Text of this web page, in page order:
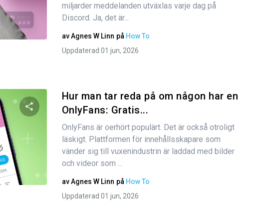
Twitter
miljarder meddelanden utväxlas varje dag på
Discord. Ja, det är...
avAgnes W Linn på How To
Uppdaterad 01 jun, 2026
Dela den här artikeln
Twitter
Hur man tar reda på om någon har en
OnlyFans: Gratis...
OnlyFans är oerhört populärt. Det är också otroligt
läskigt. Plattformen för innehållsskapare som
vänder sig till vuxenindustrin är laddad med bilder
och videor som ...
avAgnes W Linn på How To
Uppdaterad 01 jun, 2026